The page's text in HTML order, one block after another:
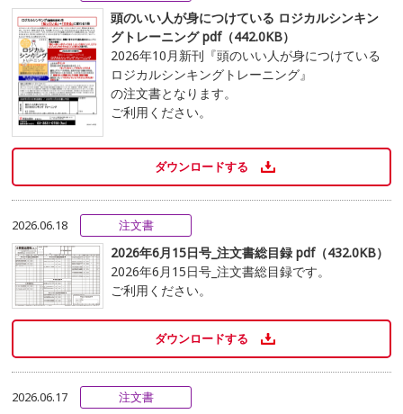
頭のいい人が身につけている ロジカルシンキン
グトレーニング pdf（442.0KB）
2026年10月新刊『頭のいい人が身につけている
ロジカルシンキングトレーニング』
の注文書となります。
ご利用ください。
ダウンロードする
2026.06.18 注文書
2026年6月15日号_注文書総目録 pdf（432.0KB）
2026年6月15日号_注文書総目録です。
ご利用ください。
ダウンロードする
2026.06.17 注文書